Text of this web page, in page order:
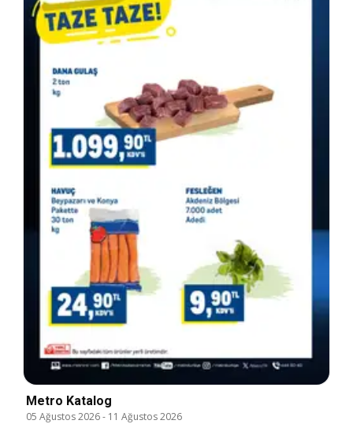
Metro Katalog
05 Ağustos 2026- 11 Ağustos 2026